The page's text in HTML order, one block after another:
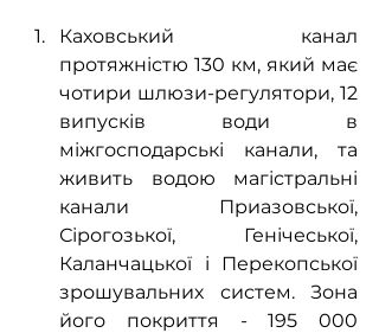
Каховський канал
протяжністю 130 км, який має
чотири шлюзи-регулятори, 12
випусків води в
міжгосподарські канали, та
живить водою магістральні
канали Приазовської,
Сірогозької, Генічеської,
Каланчацької і Перекопської
зрошувальних систем. Зона
його покриття - 195 000